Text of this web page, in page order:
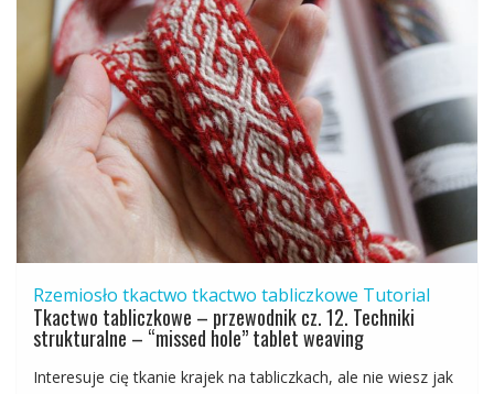
Rzemiosło tkactwo tkactwo tabliczkowe Tutorial
Tkactwo tabliczkowe – przewodnik cz. 12. Techniki
strukturalne – “missed hole” tablet weaving
Interesuje cię tkanie krajek na tabliczkach, ale nie wiesz jak